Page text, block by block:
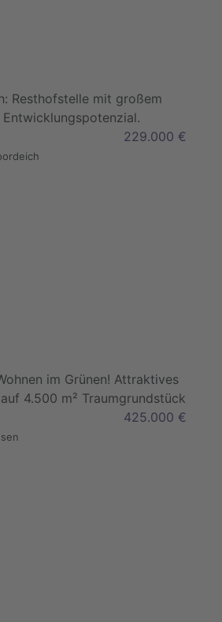
Resthofstelle mit großem
229.000 €
im Grünen! Attraktives
4.500 m² Traumgrundstück
425.000 €